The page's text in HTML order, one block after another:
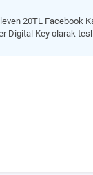
20TL Facebook
Digital Key olarak